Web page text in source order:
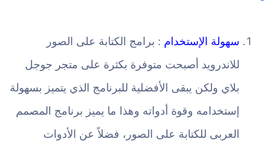
سهولة الإستخدام : برامج الكتابة على الصور
للاندرويد أصبحت متوفرة بكثرة على متجر جوجل
بلاي ولكن يبقى الأفضلية للبرنامج الذي يتميز بسهولة
إستخدامه وقوة أدواته وهذا ما يميز برنامج المصمم
العربى للكتابة على الصور، فضلاً عن الأدوات